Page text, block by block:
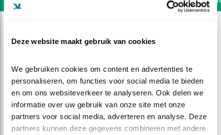
Deze website maakt gebruik van cookies
We gebruiken cookies om content en advertenties te
personaliseren, om functies voor social media te bieden
en om ons websiteverkeer te analyseren. Ook delen we
informatie over uw gebruik van onze site met onze
partners voor social media, adverteren en analyse. Deze
partners kunnen deze gegevens combineren met andere